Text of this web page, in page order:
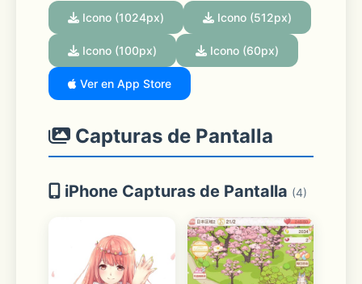
Icono (1024px) Icono (512px)
Icono (100px) Icono (60px)
Ver en App Store
Capturas de Pantalla
iPhone Capturas de Pantalla (4)